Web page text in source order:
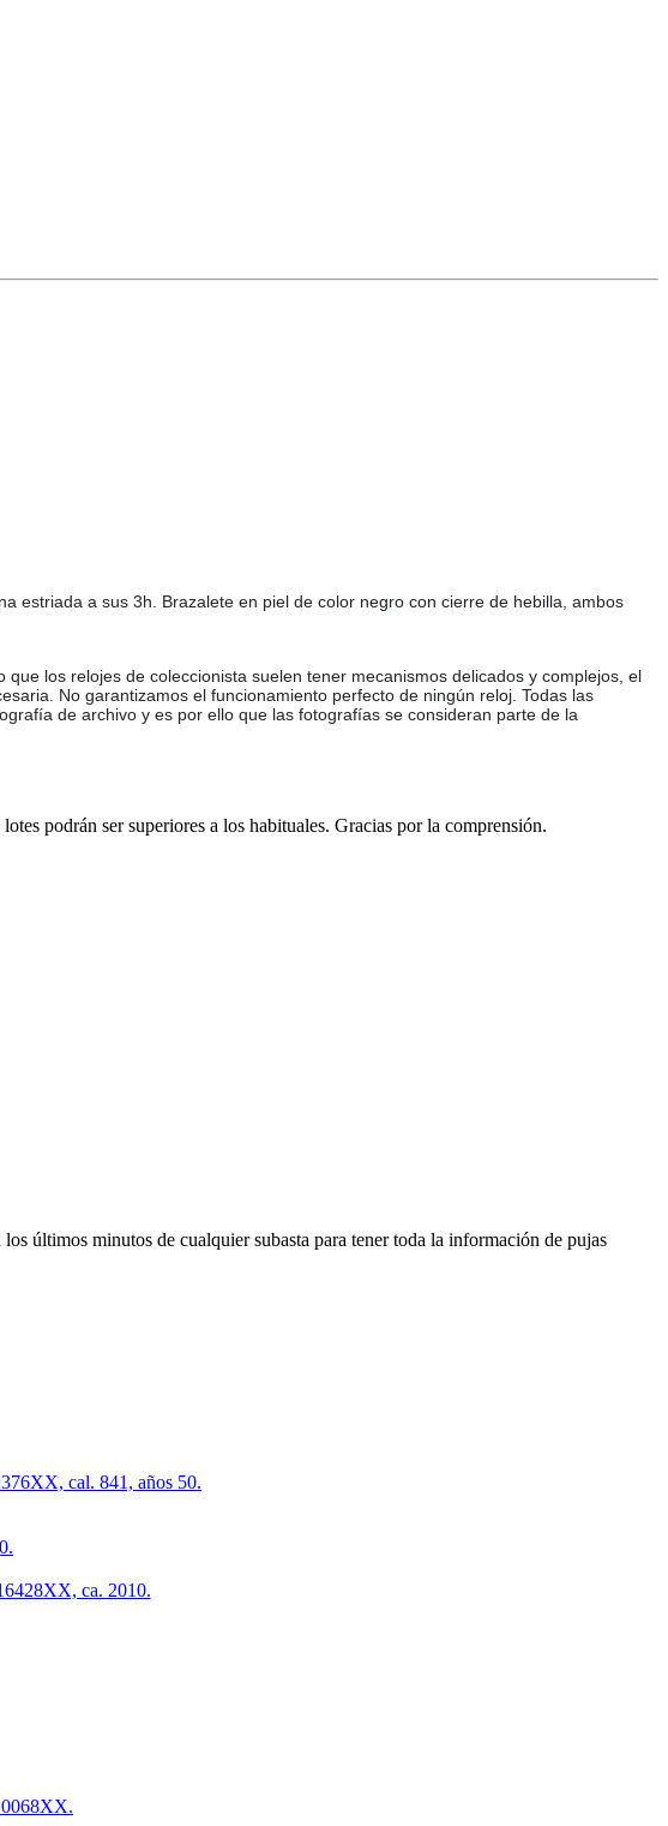
estriada a sus 3h. Brazalete en piel de color negro con cierre de hebilla, ambos
los relojes de coleccionista suelen tener mecanismos delicados y complejos, el
No garantizamos el funcionamiento perfecto de ningún reloj. Todas las
de archivo y es por ello que las fotografías se consideran parte de la
podrán ser superiores a los habituales. Gracias por la comprensión.
últimos minutos de cualquier subasta para tener toda la información de pujas
cal. 841, años 50.
ca. 2010.